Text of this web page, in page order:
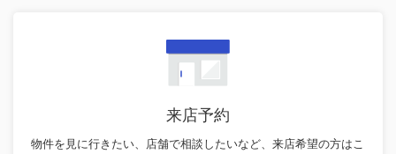
来店予約
物件を見に行きたい、店舗で相談したいなど、来店希望の方はこ